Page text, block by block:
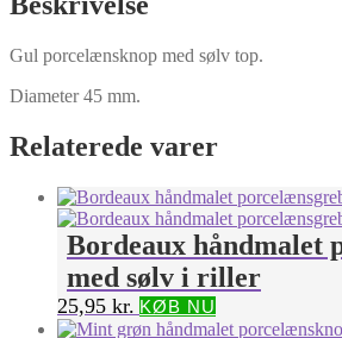
Gul porcelænsknop med sølv top.
Diameter 45 mm.
Relaterede varer
Bordeaux håndmalet
med sølv i riller
25,95 kr. KØB NU